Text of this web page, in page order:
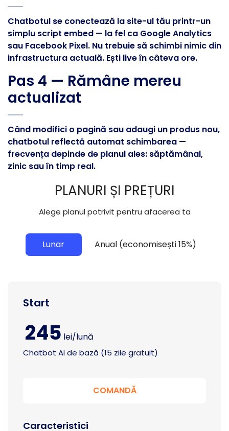
Chatbotul se conectează la site-ul tău printr-un
simplu script embed — la fel ca Google Analytics
sau Facebook Pixel. Nu trebuie să schimbi nimic din
infrastructura actuală. Ești live în câteva ore.
Pas 4 — Rămâne mereu
actualizat
Când modifici o pagină sau adaugi un produs nou,
chatbotul reflectă automat schimbarea —
frecvența depinde de planul ales: săptămânal,
zinic sau în timp real.
PLANURI ȘI PREȚURI
Alege planul potrivit pentru afacerea ta
Lunar Anual (economisești 15%)
Start
245 lei/lună
Chatbot AI de bază (15 zile gratuit)
Caracteristici
COMANDĂ